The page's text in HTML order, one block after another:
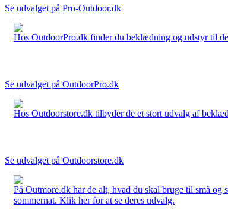
Se udvalget på Pro-Outdoor.dk
Hos OutdoorPro.dk finder du beklædning og udstyr til
Se udvalget på OutdoorPro.dk
Hos Outdoorstore.dk tilbyder de et stort udvalg af
Se udvalget på Outdoorstore.dk
På Outmore.dk har de alt, hvad du skal bruge til små
sommernat. Klik her for at se deres udvalg.